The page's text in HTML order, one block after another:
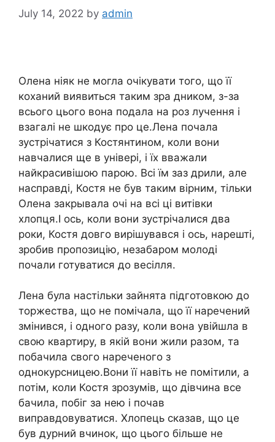
July 14, 2022 by admin
Олена ніяк не могла очікувати того, що її
коханий виявиться таким зра дником, з-за
всього цього вона подала на роз лучення і
взагалі не шкодує про це.Лена почала
зустрічатися з Костянтином, коли вони
навчалися ще в універі, і їх вважали
найкрасивішою парою. Всі їм заз дрили, але
насправді, Костя не був таким вірним, тільки
Олена закрывала очі на всі ці витівки
хлопця.І ось, коли вони зустрічалися два
роки, Костя довго вирішувався і ось, нарешті,
зробив пропозицію, незабаром молоді
почали готуватися до весілля.
Лена була настільки зайнята підготовкою до
торжества, що не помічала, що її наречений
змінився, і одного разу, коли вона увійшла в
свою квартиру, в якій вони жили разом, та
побачила свого нареченого з
однокурсницею.Вони її навіть не помітили, а
потім, коли Костя зрозумів, що дівчина все
бачила, побіг за нею і почав
виправдовуватися. Хлопець сказав, що це
був дурний вчинок, що цього більше не